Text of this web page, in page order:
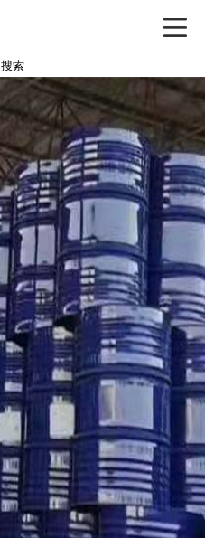
搜索